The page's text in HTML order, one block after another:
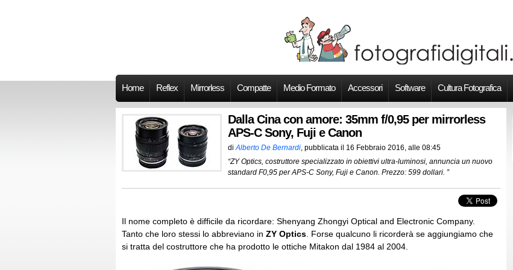
Home Reflex Mirrorless Compatte Medio Formato Accessori Software Cultura Fotografica
Dalla Cina con amore: 35mm f/0,95 per mirrorless
APS-C Sony, Fuji e Canon
diAlberto De Bernardi, pubblicata il 16 Febbraio 2016, alle 08:45
“ZY Optics, costruttore specializzato in obiettivi ultra-luminosi, annuncia un nuovo
standard F0,95 per APS-C Sony, Fuji e Canon. Prezzo: 599 dollari. ”
Il nome completo è difficile da ricordare: Shenyang Zhongyi Optical and Electronic Company.
Tanto che loro stessi lo abbreviano in ZY Optics . Forse qualcuno li ricorderà se aggiungiamo che
si tratta del costruttore che ha prodotto le ottiche Mitakon dal 1984 al 2004.